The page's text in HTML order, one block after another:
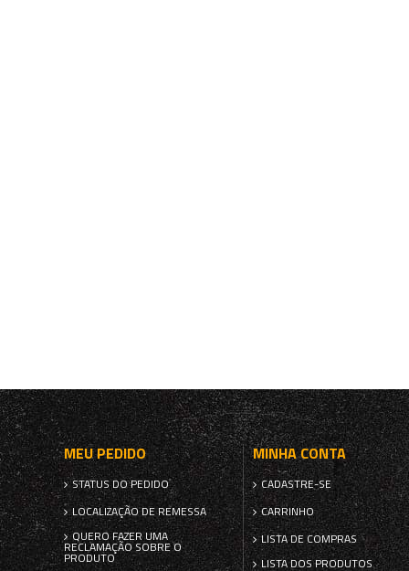
MEU PEDIDO
STATUS DO PEDIDO
LOCALIZAÇÃO DE REMESSA
QUERO FAZER UMA
RECLAMAÇÃO SOBRE O
PRODUTO
MINHA CONTA
CADASTRE-SE
CARRINHO
LISTA DE COMPRAS
LISTA DOS PRODUTOS